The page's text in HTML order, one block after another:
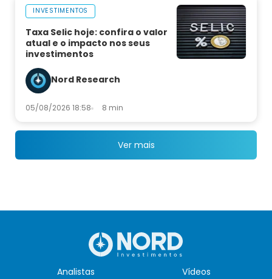
INVESTIMENTOS
Taxa Selic hoje: confira o valor
atual e o impacto nos seus
investimentos
Nord Research
05/08/2026 18:58 8 min
Ver mais
Analistas Vídeos